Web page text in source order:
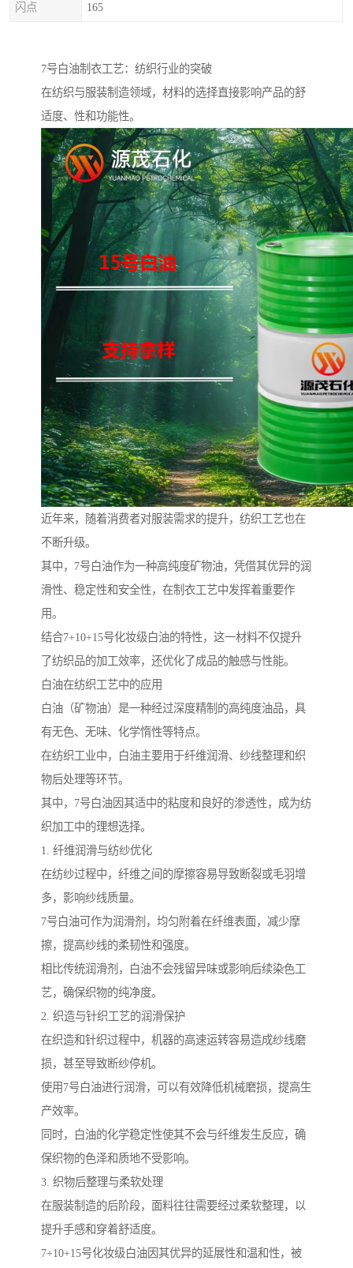
闪点 165
7号白油制衣工艺：纺织行业的突破
在纺织与服装制造领域，材料的选择直接影响产品的舒
适度、性和功能性。
近年来，随着消费者对服装需求的提升，纺织工艺也在
不断升级。
其中，7号白油作为一种高纯度矿物油，凭借其优异的润
滑性、稳定性和安全性，在制衣工艺中发挥着重要作
用。
结合7+10+15号化妆级白油的特性，这一材料不仅提升
了纺织品的加工效率，还优化了成品的触感与性能。
白油在纺织工艺中的应用
白油（矿物油）是一种经过深度精制的高纯度油品，具
有无色、无味、化学惰性等特点。
在纺织工业中，白油主要用于纤维润滑、纱线整理和织
物后处理等环节。
其中，7号白油因其适中的粘度和良好的渗透性，成为纺
织加工中的理想选择。
1. 纤维润滑与纺纱优化
在纺纱过程中，纤维之间的摩擦容易导致断裂或毛羽增
多，影响纱线质量。
7号白油可作为润滑剂，均匀附着在纤维表面，减少摩
擦，提高纱线的柔韧性和强度。
相比传统润滑剂，白油不会残留异味或影响后续染色工
艺，确保织物的纯净度。
2. 织造与针织工艺的润滑保护
在织造和针织过程中，机器的高速运转容易造成纱线磨
损，甚至导致断纱停机。
使用7号白油进行润滑，可以有效降低机械磨损，提高生
产效率。
同时，白油的化学稳定性使其不会与纤维发生反应，确
保织物的色泽和质地不受影响。
3. 织物后整理与柔软处理
在服装制造的后阶段，面料往往需要经过柔软整理，以
提升手感和穿着舒适度。
7+10+15号化妆级白油因其优异的延展性和温和性，被